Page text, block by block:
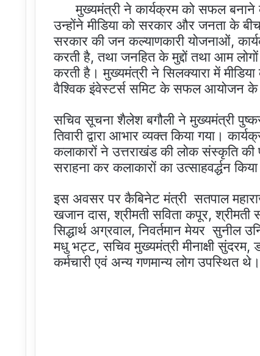
मुख्यमंत्री ने कार्यक्रम को सफल बनाने के
उन्होंने मीडिया को सरकार और जनता के
सरकार की जन कल्याणकारी योजनाओं,
करती है, तथा जनहित के मुद्दों तथा आम
करती है। मुख्यमंत्री ने सिलक्यारा में
वैश्विक इंवेस्टर्स समिट के सफल आयोजन के
सचिव सूचना शैलेश बगौली ने मुख्यमंत्री
तिवारी द्वारा आभार व्यक्त किया गया।
कलाकारों ने उत्तराखंड की लोक संस्कृति की
सराहना कर कलाकारों का उत्साहवर्द्धन
इस अवसर पर कैबिनेट मंत्री सतपाल
खजान दास, श्रीमती सविता कपूर, श्रीमती
सिद्धार्थ अग्रवाल, निवर्तमान मेयर सुनील
मधु भट्ट, सचिव मुख्यमंत्री मीनाक्षी
कर्मचारी एवं अन्य गणमान्य लोग उपस्थित थे।